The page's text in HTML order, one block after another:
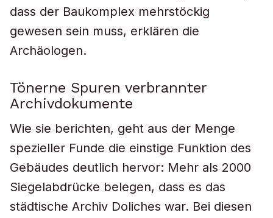
dass der Baukomplex mehrstöckig
gewesen sein muss, erklären die
Archäologen.
Tönerne Spuren verbrannter
Archivdokumente
Wie sie berichten, geht aus der Menge
spezieller Funde die einstige Funktion des
Gebäudes deutlich hervor: Mehr als 2000
Siegelabdrücke belegen, dass es das
städtische Archiv Doliches war. Bei diesen